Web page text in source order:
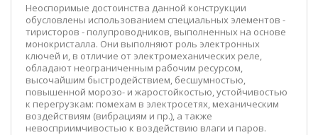
Неоспоримые достоинства данной конструкции
обусловлены использованием специальных элементов -
тиристоров - полупроводников, выполненных на основе
монокристалла. Они выполняют роль электронных
ключей и, в отличие от электромеханических реле,
обладают неограниченным рабочим ресурсом,
высочайшим быстродействием, бесшумностью,
повышенной морозо- и жаростойкостью, устойчивостью
к перегрузкам: помехам в электросетях, механическим
воздействиям (вибрациям и пр.), а также
невосприимчивостью к воздействию влаги и паров.